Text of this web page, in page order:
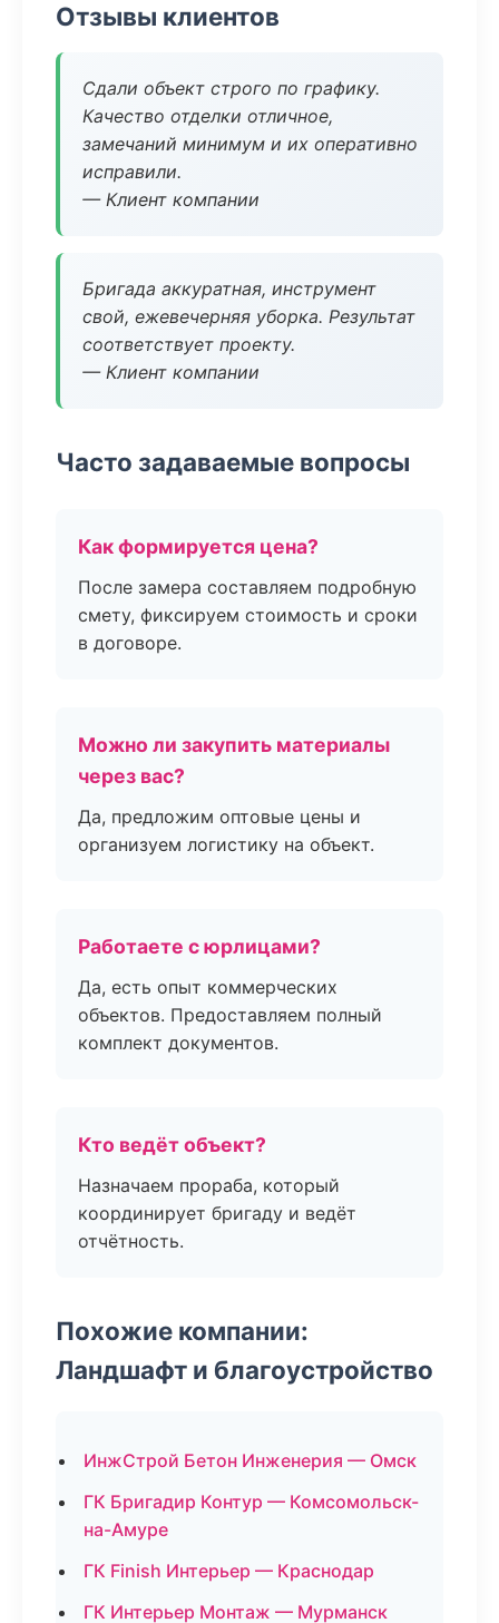
Отзывы клиентов
Сдали объект строго по графику.
Качество отделки отличное,
замечаний минимум и их оперативно
исправили.
— Клиент компании
Бригада аккуратная, инструмент
свой, ежевечерняя уборка. Результат
соответствует проекту.
— Клиент компании
Часто задаваемые вопросы
Как формируется цена?
После замера составляем подробную
смету, фиксируем стоимость и сроки
в договоре.
Можно ли закупить материалы
через вас?
Да, предложим оптовые цены и
организуем логистику на объект.
Работаете с юрлицами?
Да, есть опыт коммерческих
объектов. Предоставляем полный
комплект документов.
Кто ведёт объект?
Назначаем прораба, который
координирует бригаду и ведёт
отчётность.
Похожие компании:
Ландшафт и благоустройство
ИнжСтрой Бетон Инженерия — Омск
ГК Бригадир Контур — Комсомольск-
на-Амуре
ГК Finish Интерьер — Краснодар
ГК Интерьер Монтаж — Мурманск